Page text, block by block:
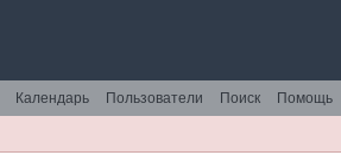
Помощь
Поиск
Пользователи
Календарь